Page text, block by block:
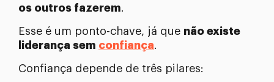
os outros fazerem.
Esse é um ponto-chave, já que não existe
liderança sem confiança.
Confiança depende de três pilares: